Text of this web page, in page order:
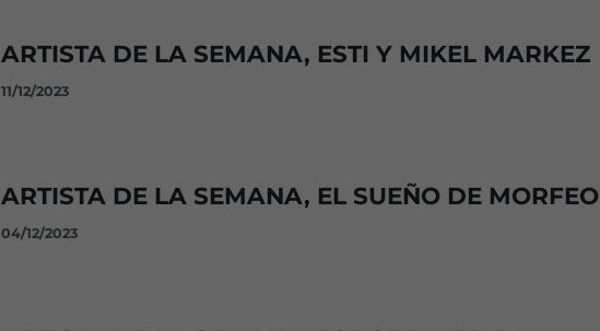
ARTISTA DE LA SEMANA, ESTI Y MIKEL MARKEZ
11/12/2023
ARTISTA DE LA SEMANA, EL SUEÑO DE MORFEO
04/12/2023